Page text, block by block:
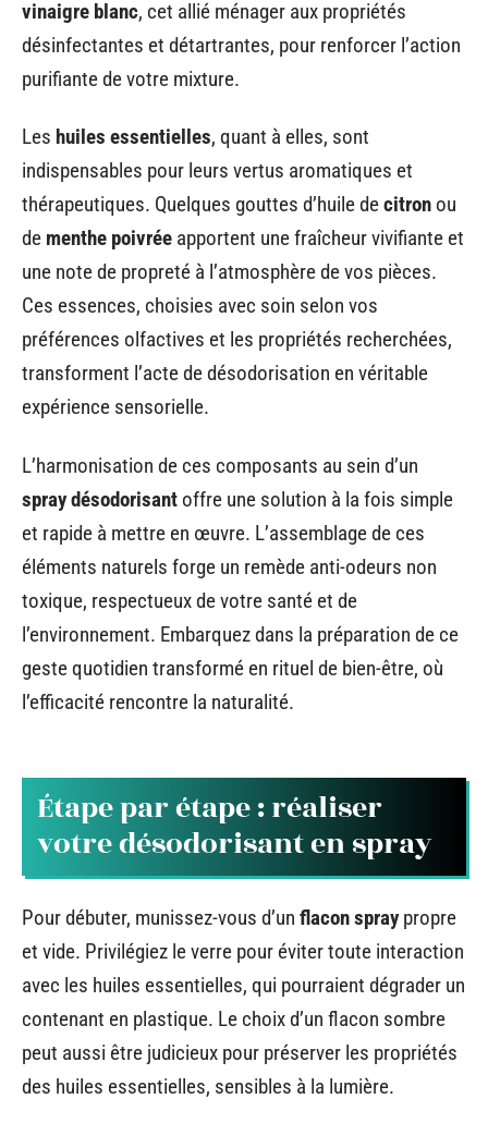
vinaigre blanc, cet allié ménager aux propriétés
désinfectantes et détartrantes, pour renforcer l’action
purifiante de votre mixture.
Les huiles essentielles, quant à elles, sont
indispensables pour leurs vertus aromatiques et
thérapeutiques. Quelques gouttes d’huile decitron ou
de menthe poivrée apportent une fraîcheur vivifiante et
une note de propreté à l’atmosphère de vos pièces.
Ces essences, choisies avec soin selon vos
préférences olfactives et les propriétés recherchées,
transforment l’acte de désodorisation en véritable
expérience sensorielle.
L’harmonisation de ces composants au sein d’un
spray désodorisant offre une solution à la fois simple
et rapide à mettre en œuvre. L’assemblage de ces
éléments naturels forge un remède anti-odeurs non
toxique, respectueux de votre santé et de
l’environnement. Embarquez dans la préparation de ce
geste quotidien transformé en rituel de bien-être, où
l’efficacité rencontre la naturalité.
Étape par étape : réaliser
votre désodorisant en spray
Pour débuter, munissez-vous d’un flacon spraypropre
et vide. Privilégiez le verre pour éviter toute interaction
avec les huiles essentielles, qui pourraient dégrader un
contenant en plastique. Le choix d’un flacon sombre
peut aussi être judicieux pour préserver les propriétés
des huiles essentielles, sensibles à la lumière.